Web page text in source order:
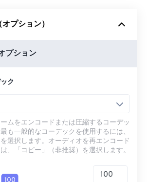
Googleドライブから
プション）
プション
ク
ムをエンコードまたは圧縮するコーデッ
も一般的なコーデックを使用するには、
を選択します。オーディオを再エンコード
、「コピー」（非推奨）を選択します。
100